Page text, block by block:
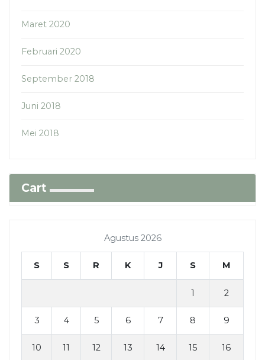
Maret 2020
Februari 2020
September 2018
Juni 2018
Mei 2018
Cart
Agustus 2026
S S R K J S M
1 2
3 4 5 6 7 8 9
10 11 12 13 14 15 16